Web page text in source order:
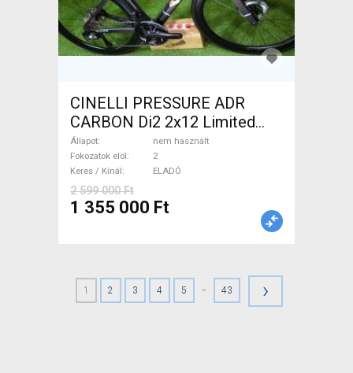
CINELLI PRESSURE ADR
CARBON Di2 2x12 Limited
1of50 0km ÚJ! Országúti
tárcsafék nem használt
ELADÓ
Állapot
nem használt
Fokozatok elöl
2
Keres / Kínál
ELADÓ
2 599 000 Ft
1 355 000 Ft
1 2 3 4 5 - 43 ›